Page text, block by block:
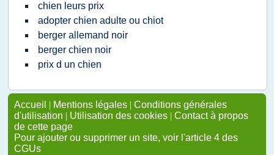
chien leurs prix
adopter chien adulte ou chiot
berger allemand noir
berger chien noir
prix d un chien
Accueil | Mentions légales | Conditions générales
d'utilisation | Utilisation des cookies | Contact à propos
de cette page
Pour ajouter ou supprimer un site, voir l'article 4 des
CGUs